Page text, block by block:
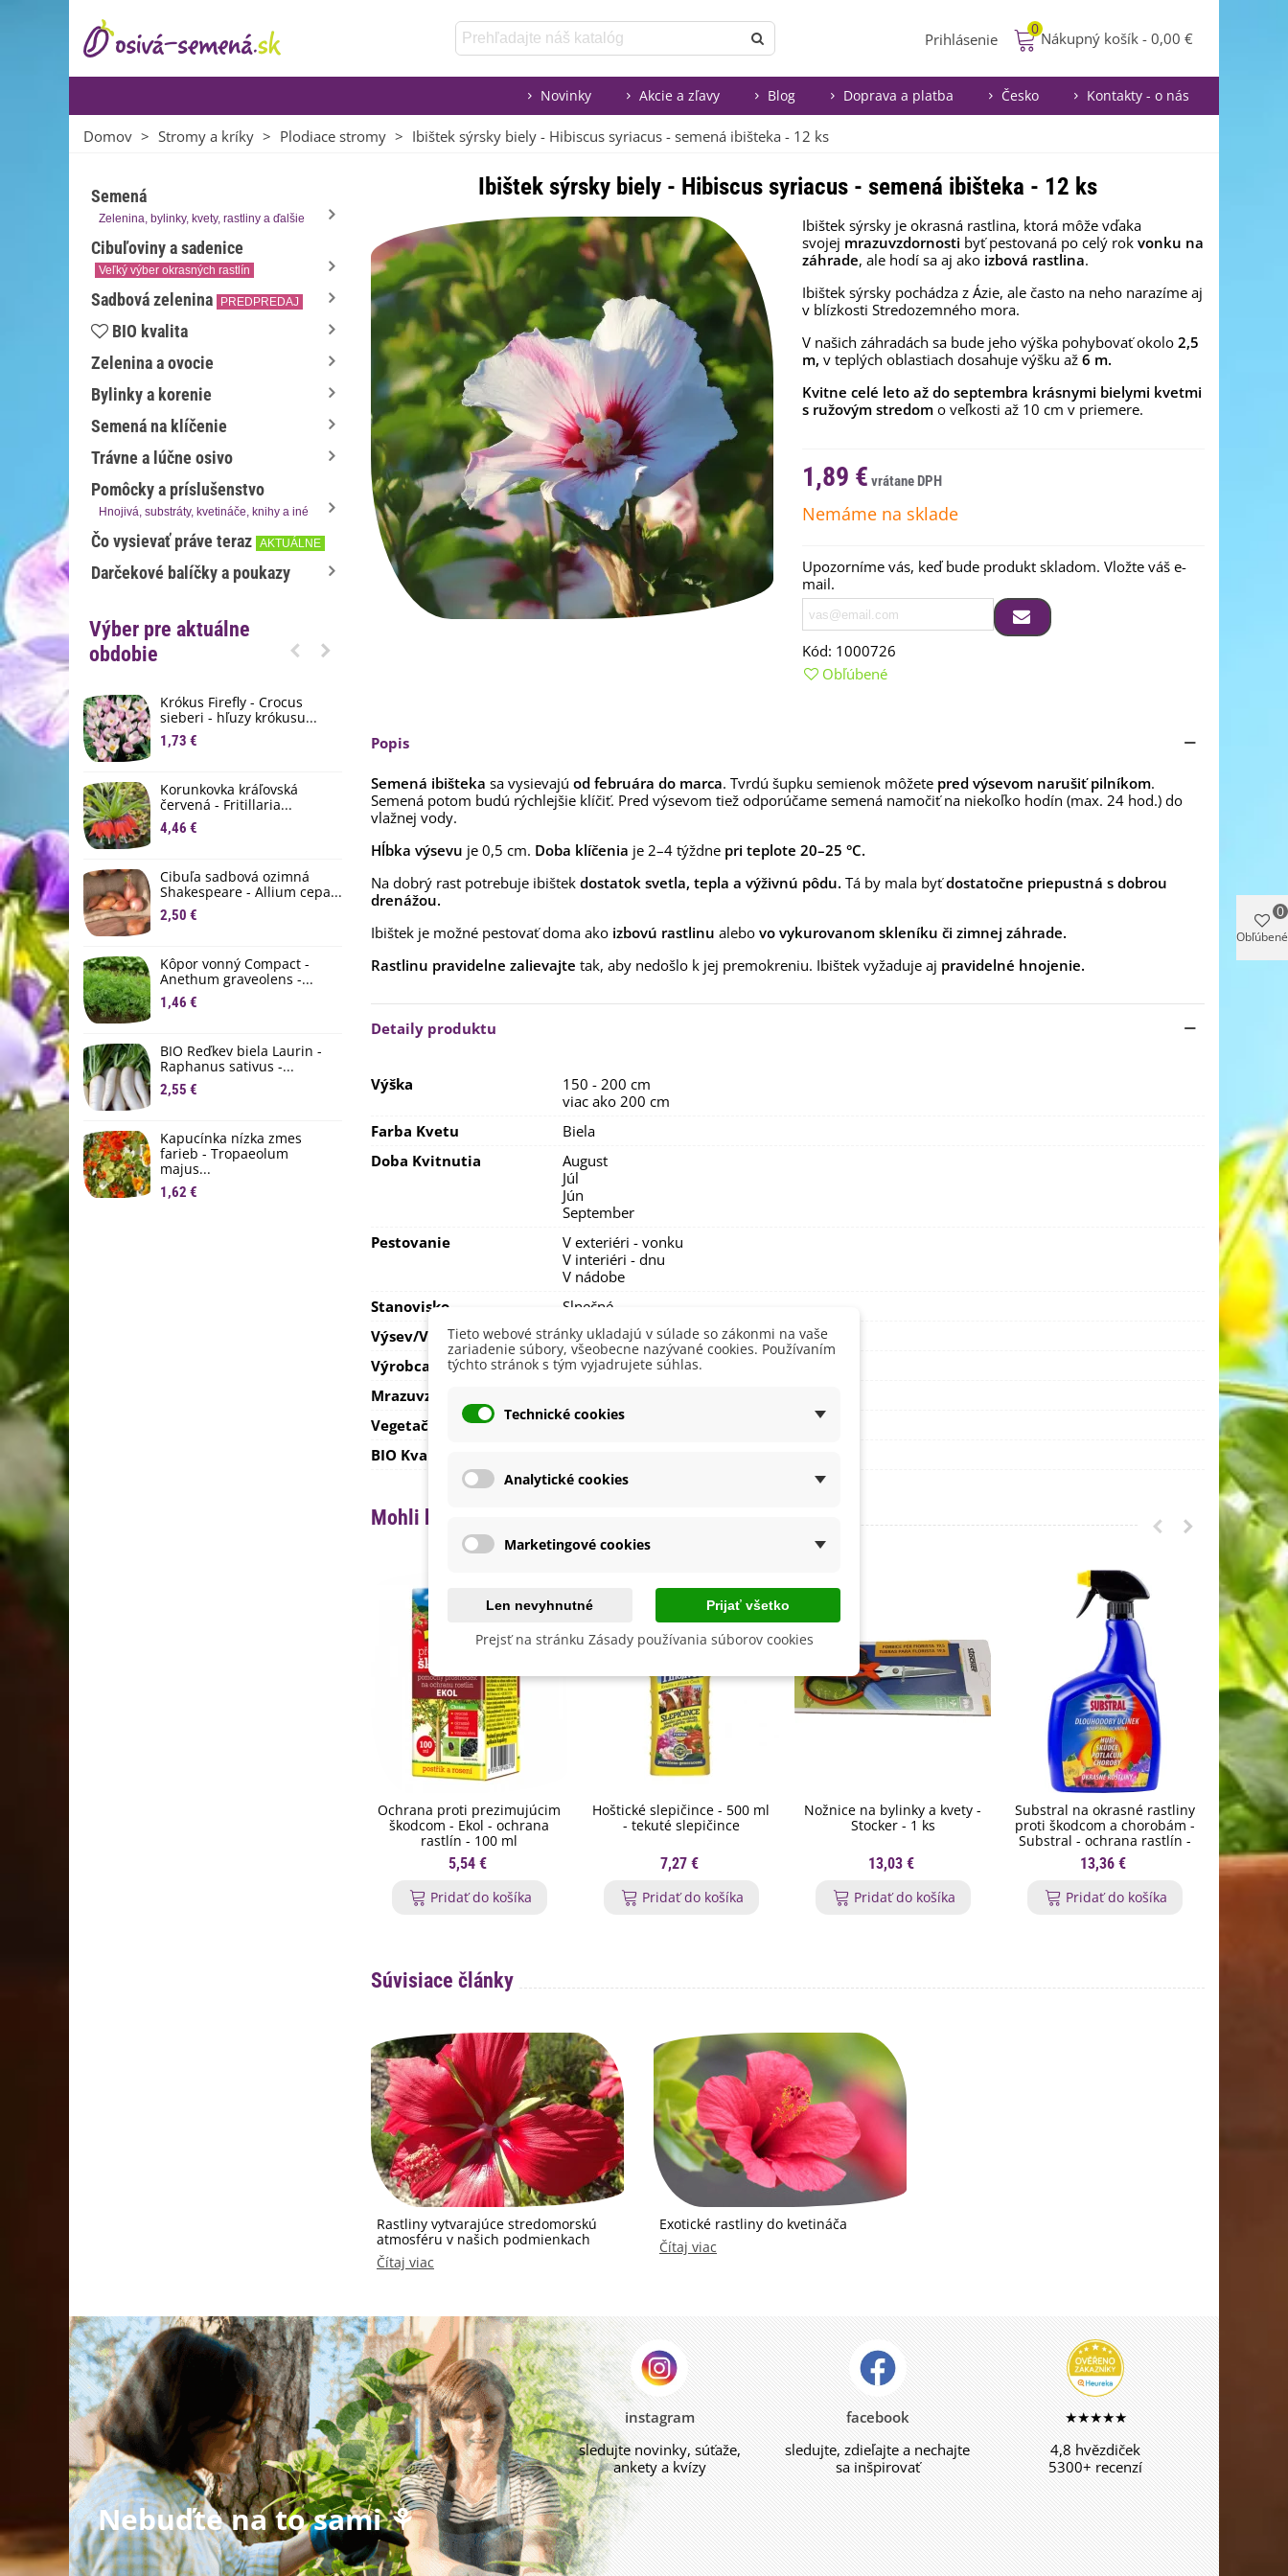
Prihlásenie
0
Nákupný košík - 0,00 €
Novinky Akcie a zľavy Blog Doprava a platba Česko Kontakty - o nás
Domov > Stromy a kríky > Plodiace stromy > Ibištek sýrsky biely - Hibiscus syriacus - semená ibišteka - 12 ks
Semená
Zelenina, bylinky, kvety, rastliny a ďalšie
Cibuľoviny a sadenice
Veľký výber okrasných rastlín
Sadbová zelenina PREDPREDAJ
BIO kvalita
Zelenina a ovocie
Bylinky a korenie
Semená na klíčenie
Trávne a lúčne osivo
Pomôcky a príslušenstvo
Hnojivá, substráty, kvetináče, knihy a iné
Čo vysievať práve teraz AKTUÁLNE
Darčekové balíčky a poukazy
Výber pre aktuálne
obdobie
Krókus Firefly - Crocus
sieberi - hľuzy krókusu...
1,73 €
Korunkovka kráľovská
červená - Fritillaria...
4,46 €
Cibuľa sadbová ozimná
Shakespeare - Allium cepa...
2,50 €
Kôpor vonný Compact -
Anethum graveolens -...
1,46 €
BIO Reďkev biela Laurin -
Raphanus sativus -...
2,55 €
Kapucínka nízka zmes
farieb - Tropaeolum
majus...
1,62 €
Kuchynské bylinky na malú
plochu - výsevný disk...
3,80 €
Mrkva neskorá Cidera -
1,53 €
Ľalia Canova - Lilium -
cibuľoviny - 1 ks
2,69 € 3,85 € -30%
Begónia plnokvetá žltá -
2,69 € 3,85 €
Eukalyptus Baby Blue -
Blahovičník - Eukalyptus...
Ibištek sýrsky biely - Hibiscus syriacus - semená ibišteka - 12 ks
Ibištek sýrsky je okrasná rastlina, ktorá môže vďaka
svojej mrazuvzdornosti byť pestovaná po celý rok vonku na
záhrade, ale hodí sa aj ako izbová rastlina.
Ibištek sýrsky pochádza z Ázie, ale často na neho narazíme aj
v blízkosti Stredozemného mora.
V našich záhradách sa bude jeho výška pohybovať okolo 2,5
m, v teplých oblastiach dosahuje výšku až 6 m.
Kvitne celé leto až do septembra krásnymi bielymi kvetmi
s ružovým stredom o veľkosti až 10 cm v priemere.
1,89 €
Nemáme na sklade
Upozorníme vás, keď bude produkt skladom. Vložte váš e-
mail.
Kód: 1000726
Obľúbené
Popis
Semená ibišteka sa vysievajú od februára do marca. Tvrdú šupku semienok môžete pred výsevom narušiť pilníkom.
Semená potom budú rýchlejšie klíčiť. Pred výsevom tiež odporúčame semená namočiť na niekoľko hodín (max. 24 hod.) do
vlažnej vody.
Hĺbka výsevu je 0,5 cm. Doba klíčenia je 2–4 týždne pri teplote 20–25 °C.
Na dobrý rast potrebuje ibištek dostatok svetla, tepla a výživnú pôdu. Tá by mala byťdostatočne priepustná s dobrou
drenážou.
Ibištek je možné pestovať doma ako izbovú rastlinu alebo vo vykurovanom skleníku či zimnej záhrade.
Rastlinu pravidelne zalievajte tak, aby nedošlo k jej premokreniu. Ibištek vyžaduje aj pravidelné hnojenie.
Detaily produktu
Výška
150 - 200 cm
viac ako 200 cm
Farba Kvetu
Biela
Doba Kvitnutia
August
Júl
Jún
September
Pestovanie
V exteriéri - vonku
V interiéri - dnu
V nádobe
Stanovisko
Slnečné
Výsev/výsadba
Celoročne
Výrobca
SemenaOnline
Mrazuvzdornosť
Vegetačné Obdobie
Trvalky
BIO Kvalita
Mohli byste ešte potrebovať
Ochrana proti prezimujúcim
škodcom - Ekol - ochrana
rastlín - 100 ml
5,54 €
Pridať do košíka
Hoštické slepičince - 500 ml
- tekuté slepičince
7,27 €
Pridať do košíka
Nožnice na bylinky a kvety -
Stocker - 1 ks
13,03 €
Pridať do košíka
Substral na okrasné rastliny
proti škodcom a chorobám -
Substral - ochrana rastlín -
800 ml
13,36 €
Pridať do košíka
Orgamin
Súvisiace články
Rastliny vytvarajúce stredomorskú
atmosféru v našich podmienkach
Čítaj viac
Exotické rastliny do kvetináča
Čítaj viac
Nebuďte na to sami ⚘
instagram
sledujte novinky, súťaže,
ankety a kvízy
facebook
sledujte, zdieľajte a nechajte
sa inšpirovať
★★★★★
4,8 hvězdiček
5300+ recenzí
Obľúbené
0
Tieto webové stránky ukladajú v súlade so zákonmi na vaše
zariadenie súbory, všeobecne nazývané cookies. Používaním
týchto stránok s tým vyjadrujete súhlas.
Technické cookies
Analytické cookies
Marketingové cookies
Len nevyhnutné Prijať všetko
Prejsť na stránku Zásady používania súborov cookies